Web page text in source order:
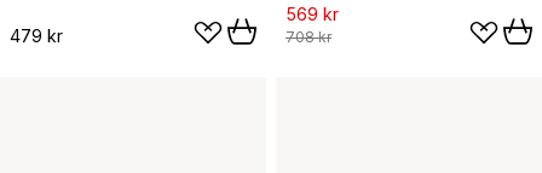
479 kr
569 kr
708 kr